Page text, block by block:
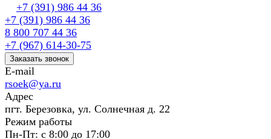
+7 (391) 986 44 36
+7 (391) 986 44 36
8 800 707 44 36
+7 (967) 614-30-75
Заказать звонок
E-mail
rsoek@ya.ru
Адрес
пгт. Березовка, ул. Солнечная д. 22
Режим работы
Пн-Пт: с 8:00 до 17:00